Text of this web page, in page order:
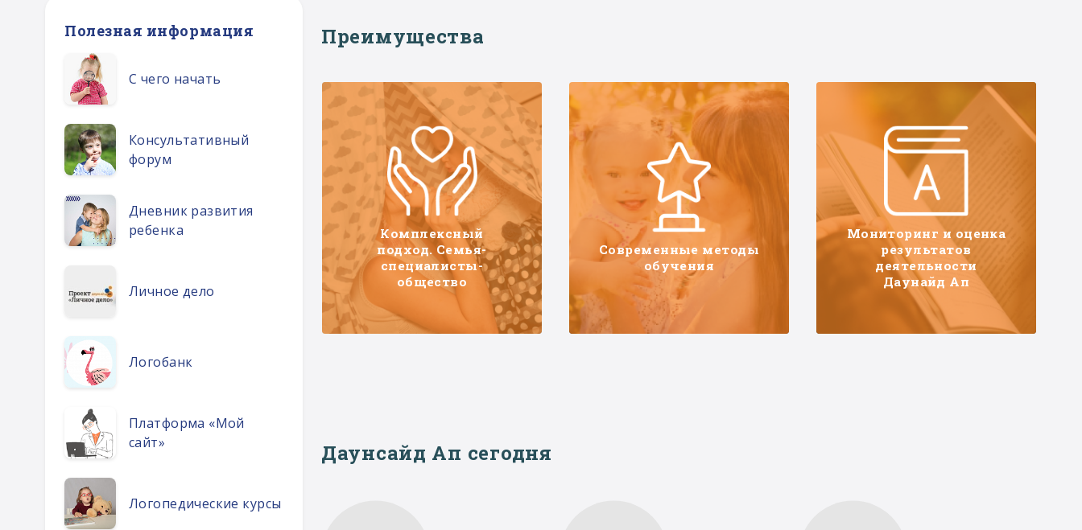
Полезная информация
С чего начать
Консультативный
форум
Дневник развития
ребенка
Личное дело
Логобанк
Платформа «Мой
сайт»
Логопедические курсы
Преимущества
Комплексный
подход. Семья-
специалисты-
общество
Современные методы
обучения
Мониторинг и оценка
результатов
деятельности
Даунайд Ап
Даунсайд Ап сегодня